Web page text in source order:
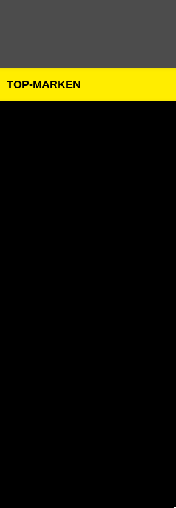
TOP-MARKEN